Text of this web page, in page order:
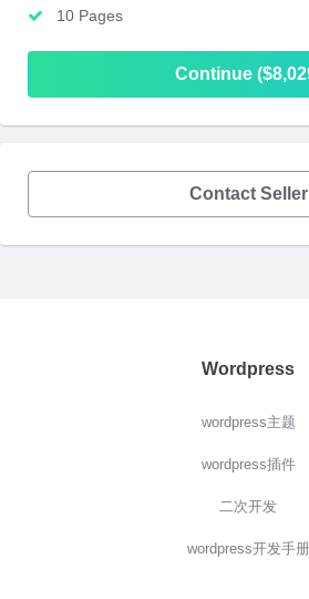
10 Pages
Continue
Contact Seller
Wordpress
wordpress主题
wordpress插件
二次开发
wordpress开发手册